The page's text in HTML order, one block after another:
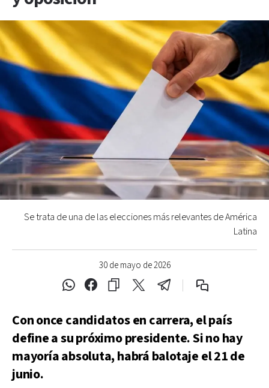
30 de mayo de 2026
Se trata de una de las elecciones más relevantes de América
Latina
Con once candidatos en carrera, el país
define a su próximo presidente. Si no hay
mayoría absoluta, habrá balotaje el 21 de
junio.